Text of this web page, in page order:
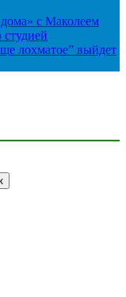
с Маколеем
лохматое” выйдет